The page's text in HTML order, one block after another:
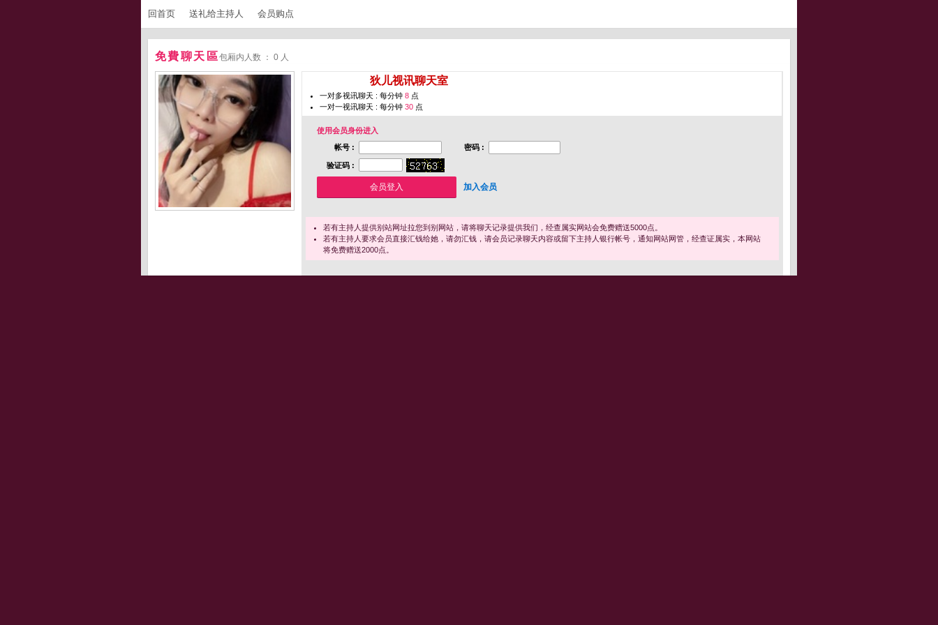
回首页 送礼给主持人 会员购点
免費聊天區包厢内人数 ： 0 人
狄儿视讯聊天室
一对多视讯聊天 : 每分钟 8 点
一对一视讯聊天 : 每分钟 30 点
使用会员身份进入
帐号 :
密码 :
验证码 :
加入会员
若有主持人提供别站网址拉您到别网站，请将聊天记录提供我们，经查属实网站会免费赠送5000点。
若有主持人要求会员直接汇钱给她，请勿汇钱，请会员记录聊天内容或留下主持人银行帐号，通知网站网管，经查证属实，本网站
将免费赠送2000点。